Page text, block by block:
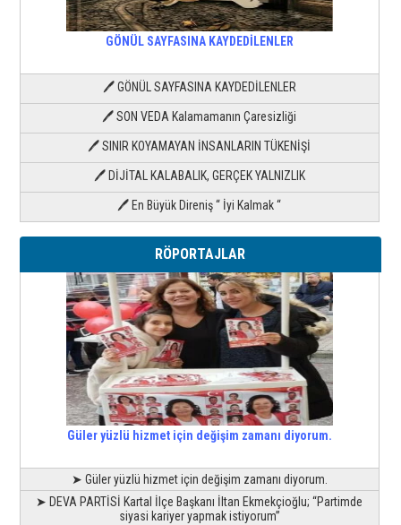
GÖNÜL SAYFASINA KAYDEDİLENLER
🖊 GÖNÜL SAYFASINA KAYDEDİLENLER
🖊 SON VEDA Kalamamanın Çaresizliği
🖊 SINIR KOYAMAYAN İNSANLARIN TÜKENİŞİ
🖊 DİJİTAL KALABALIK, GERÇEK YALNIZLIK
🖊 En Büyük Direniş “ İyi Kalmak “
RÖPORTAJLAR
Güler yüzlü hizmet için değişim zamanı diyorum.
➤ Güler yüzlü hizmet için değişim zamanı diyorum.
➤ DEVA PARTİSİ Kartal İlçe Başkanı İltan Ekmekçioğlu; “Partimde
siyasi kariyer yapmak istiyorum”